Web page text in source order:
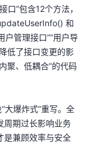
口”包含12个方法，
和
户管理接口”“用户导
低了接口变更的影
聚、低耦合”的代码
大爆炸式”重写。全
周期过长影响业务
是兼顾效率与安全